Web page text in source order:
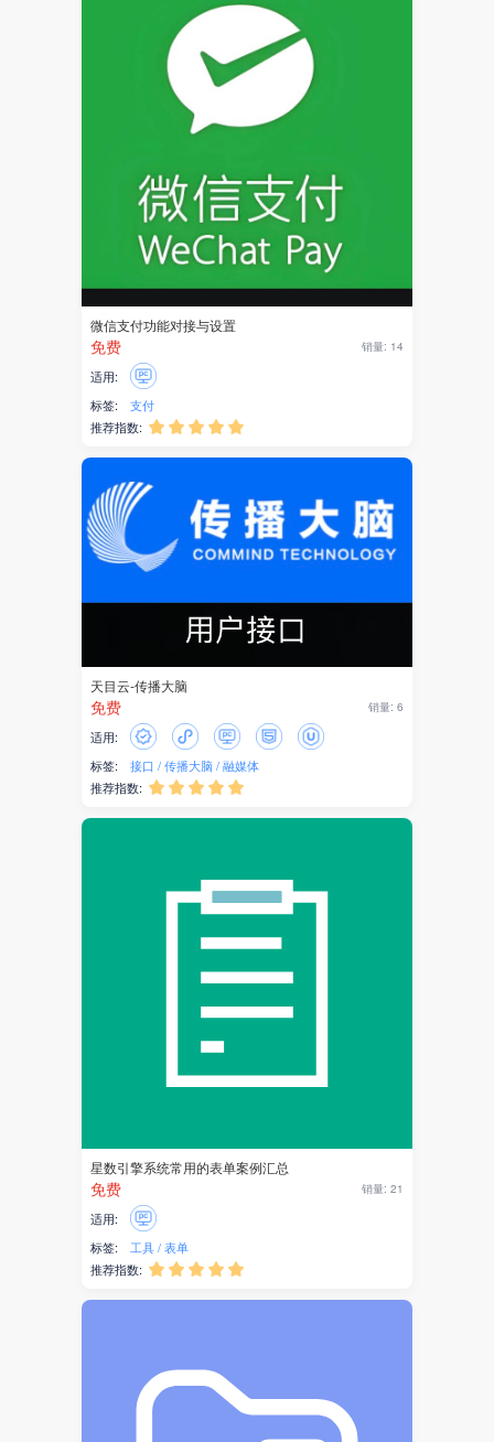
数字园区
工位
福利金
乡村振兴
分销商
创客
招商
园区
优惠券
私域流量
权益
同城
外卖
礼物
答题
投票
微信支付功能对接与设置
免费 销量: 14
适用:
标签:
支付
推荐指数:     
天目云-传播大脑
免费 销量: 6
适用:
标签:
接口 传播大脑 融媒体
推荐指数:     
星数引擎系统常用的表单案例汇总
免费 销量: 21
适用:
标签:
工具 表单
推荐指数:     